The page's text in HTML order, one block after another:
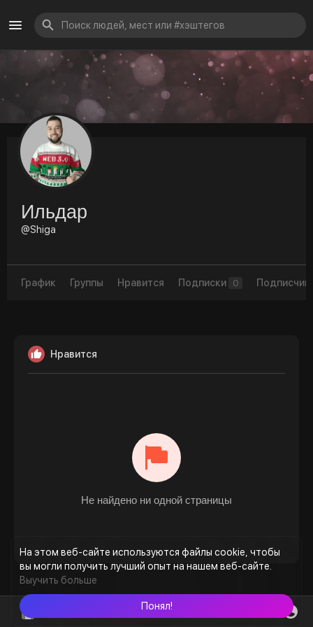
На этом веб-сайте используются файлы cookie, чтобы
вы могли получить лучший опыт на нашем веб-сайте.
Выучить больше
Понял!
Ильдар
@Shiga
График Группы Нравится Подписки 0
Нравится
Не найдено ни одной страницы